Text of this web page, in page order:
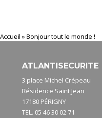
Accueil »Bonjour tout le monde !
ATLANTISECURITE
3 place Michel Crépeau
Résidence Saint Jean
17180 PÉRIGNY
TEL. 05 46 30 02 71